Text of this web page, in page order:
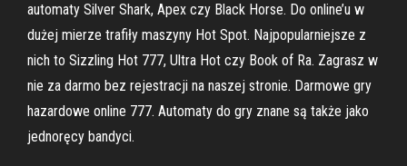
automaty Silver Shark, Apex czy Black Horse. Do online’u w
dużej mierze trafiły maszyny Hot Spot. Najpopularniejsze z
nich to Sizzling Hot 777, Ultra Hot czy Book of Ra. Zagrasz w
nie za darmo bez rejestracji na naszej stronie. Darmowe gry
hazardowe online 777. Automaty do gry znane są także jako
jednoręcy bandyci.